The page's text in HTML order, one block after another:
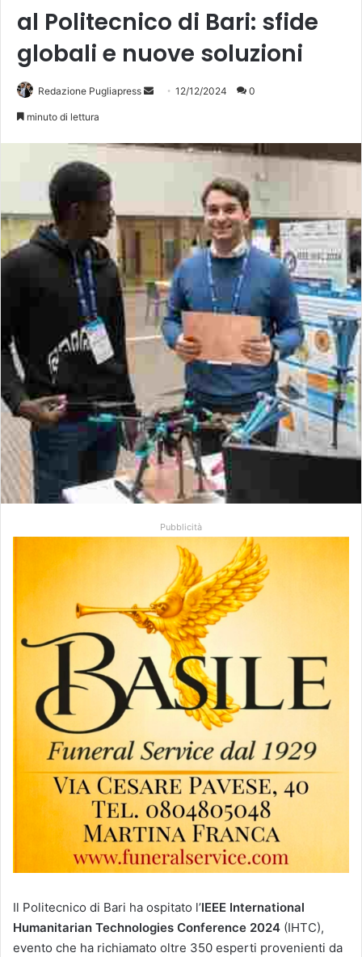
al Politecnico di Bari: sfide
globali e nuove soluzioni
Redazione Pugliapress
Invia 12/12/2024 0
minuto di lettura
Pubblicità
Il Politecnico di Bari ha ospitato l’IEEE International
Humanitarian Technologies Conference 2024 (IHTC),
evento che ha richiamato oltre 350 esperti provenienti da